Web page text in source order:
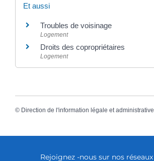
Et aussi
Troubles de voisinage
Logement
Droits des copropriétaires
Logement
© Direction de l'information légale et administrative
Rejoignez -nous sur nos